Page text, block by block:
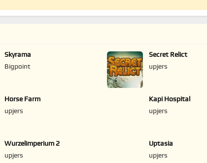
Skyrama
Bigpoint
Secret Relict
upjers
Horse Farm
upjers
Kapi Hospital
upjers
Wurzelimperium 2
upjers
Uptasia
upjers